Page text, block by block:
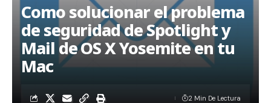
Como solucionar el problema
de seguridad de Spotlight y
Mail de OS X Yosemite en tu
Mac
2 Min De Lectura